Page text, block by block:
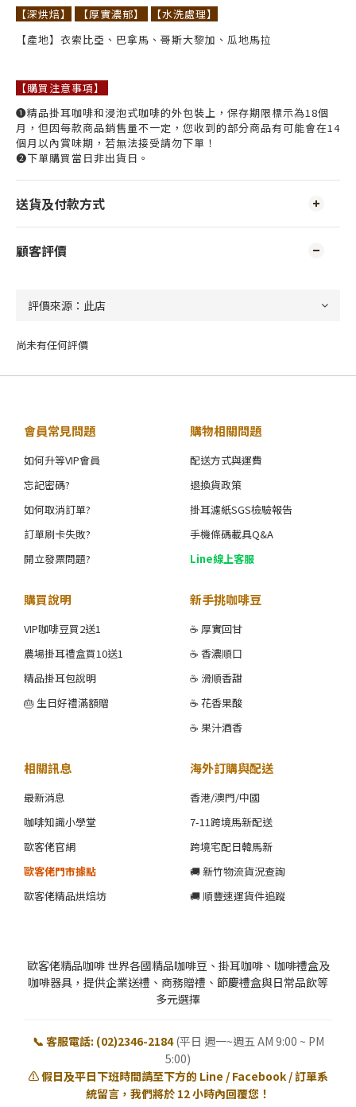
【深烘焙】
【厚實濃郁】
【水洗處理】
【產地】衣索比亞、巴拿馬、哥斯大黎加、瓜地馬拉
【購買注意事項】
➊精品掛耳咖啡和浸泡式咖啡的外包裝上，保存期限標示為18個
月，但因每款商品銷售量不一定，您收到的部分商品有可能會在14
個月以內賞味期，若無法接受請勿下單！
➋下單購買當日非出貨日。
送貨及付款方式
顧客評價
尚未有任何評價
會員常見問題
如何升等VIP會員
忘記密碼?
如何取消訂單?
訂單刷卡失敗?
開立發票問題?
購物相關問題
配送方式與運費
退換貨政策
掛耳濾紙SGS檢驗報告
手機條碼載具Q&A
Line線上客服
購買說明
VIP咖啡豆買2送1
農場掛耳禮盒買10送1
精品掛耳包說明
🎂 生日好禮滿額贈
新手挑咖啡豆
☕ 厚實回甘
☕ 香濃順口
☕ 滑順香甜
☕ 花香果酸
☕ 果汁酒香
相關訊息
最新消息
咖啡知識小學堂
歐客佬官網
歐客佬門市據點
歐客佬精品烘焙坊
海外訂購與配送
香港/澳門/中國
7-11跨境馬新配送
跨境宅配日韓馬新
🚚 新竹物流貨況查詢
🚚 順豐速運貨件追蹤
歐客佬精品咖啡 世界各國精品咖啡豆、掛耳咖啡、咖啡禮盒及
咖啡器具，提供企業送禮、商務贈禮、節慶禮盒與日常品飲等
多元選擇
📞 客服電話: (02)2346-2184 (平日 週一~週五 AM 9:00 ~ PM
5:00)
⚠️ 假日及平日下班時間請至下方的 Line / Facebook / 訂單系
統留言，我們將於 12 小時內回覆您！